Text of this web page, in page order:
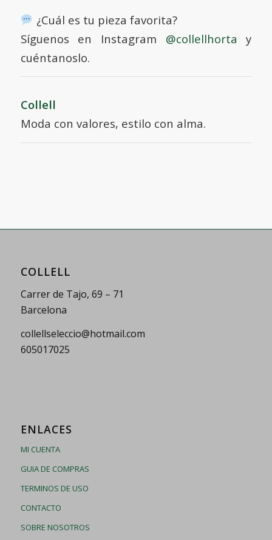
¿Cuál es tu pieza favorita?
Síguenos en Instagram @collellhorta y
cuéntanoslo.
Collell
Moda con valores, estilo con alma.
COLLELL
Carrer de Tajo, 69 – 71
Barcelona
collellseleccio@hotmail.com
605017025
ENLACES
MI CUENTA
GUIA DE COMPRAS
TERMINOS DE USO
CONTACTO
SOBRE NOSOTROS